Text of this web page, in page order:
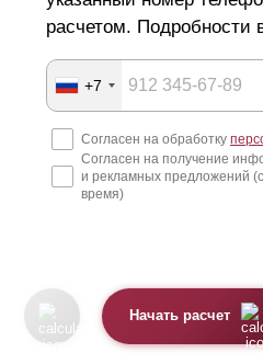
расчетом. Подробности
+7
Согласен на обработку
Согласен на получение
и рекламных предложений
время)
Начать расчет